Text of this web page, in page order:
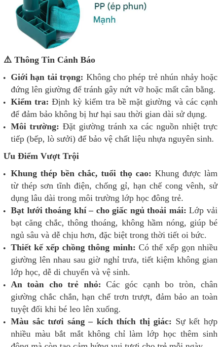
⚠️ Thông Tin Cảnh Báo
Giới hạn tải trọng: Không cho phép trẻ nhún nhảy hoặc
đứng lên giường để tránh gây nứt vỡ hoặc mất cân bằng.
Kiểm tra: Định kỳ kiểm tra bề mặt giường và các cạnh
để đảm bảo không bị hư hại sau thời gian dài sử dụng.
Môi trường: Đặt giường tránh xa các nguồn nhiệt trực
tiếp (bếp, lò sưởi) để bảo vệ chất liệu nhựa nguyên sinh.
Ưu Điểm Vượt Trội
Khung thép bền chắc, tuổi thọ cao: Khung được làm
từ thép sơn tĩnh điện, chống gỉ, hạn chế cong vênh, sử
dụng lâu dài trong môi trường lớp học đông trẻ.
Bạt lưới thoáng khí – cho giấc ngủ thoải mái:Lớp vải
bạt căng chắc, thông thoáng, không hầm nóng, giúp bé
ngủ sâu và dễ chịu hơn, đặc biệt trong thời tiết oi bức.
Thiết kế xếp chồng thông minh: Có thể xếp gọn nhiều
giường lên nhau sau giờ nghỉ trưa, tiết kiệm không gian
lớp học, dễ di chuyển và vệ sinh.
An toàn cho trẻ nhỏ: Các góc cạnh bo tròn, chân
giường chắc chắn, hạn chế trơn trượt, đảm bảo an toàn
tuyệt đối khi bé leo lên xuống.
Màu sắc tươi sáng – kích thích thị giác: Sự kết hợp
nhiều màu bắt mắt không chỉ làm lớp học thêm sinh